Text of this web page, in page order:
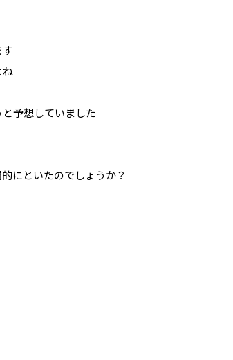
ね
予想していました
にといたのでしょうか？